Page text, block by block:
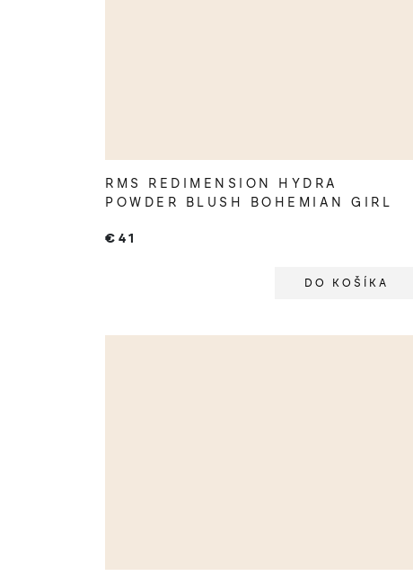
RMS REDIMENSION HYDRA
POWDER BLUSH BOHEMIAN GIRL
€41
DO KOŠÍKA